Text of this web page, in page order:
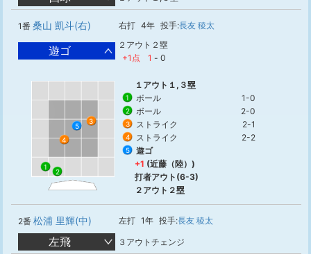
1番 桑山 凱斗(右) 右打 4年 投手:長友 稜太
遊ゴ
２アウト２塁
+1点
1 - 0
1
2
3
4
5
１アウト１,３塁
1 ボール 1-0
2 ボール 2-0
3 ストライク 2-1
4 ストライク 2-2
5
遊ゴ
+1 (近藤（陸）)
打者アウト(6-3)
２アウト２塁
2番 松浦 里輝(中) 左打 1年 投手:長友 稜太
左飛 ３アウトチェンジ